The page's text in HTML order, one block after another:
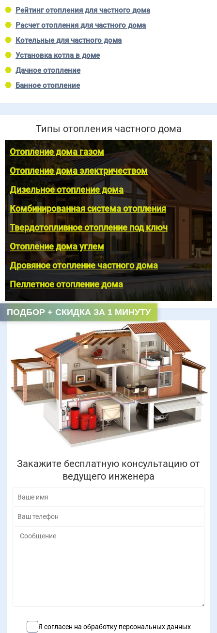
Рейтинг отопления для частного дома
Расчет отопления для частного дома
Котельные для частного дома
Установка котла в доме
Дачное отопление
Банное отопление
Типы отопления частного дома
Отопление дома газом
Отопление дома электричеством
Дизельное отопление дома
Комбинированная система отопления
Твердотопливное отопление под ключ
Отопление дома углем
Дровяное отопление частного дома
Пеллетное отопление дома
Закажите бесплатную консультацию от
ведущего инженера
Я согласен на обработку персональных данных
ПОДБОР + СКИДКА ЗА 1 МИНУТУ